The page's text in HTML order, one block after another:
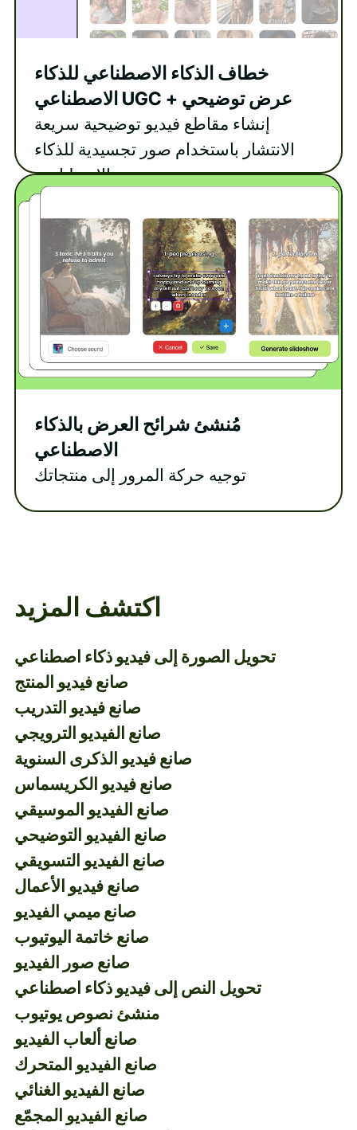
خطاف الذكاء الاصطناعي للذكاء
الاصطناعي UGC + عرض توضيحي
إنشاء مقاطع فيديو توضيحية سريعة
الانتشار باستخدام صور تجسيدية للذكاء
الاصطناعي
مُنشئ شرائح العرض بالذكاء
الاصطناعي
توجيه حركة المرور إلى منتجاتك
اكتشف المزيد
تحويل الصورة إلى فيديو ذكاء اصطناعي
صانع فيديو المنتج
صانع فيديو التدريب
صانع الفيديو الترويجي
صانع فيديو الذكرى السنوية
صانع فيديو الكريسماس
صانع الفيديو الموسيقي
صانع الفيديو التوضيحي
صانع الفيديو التسويقي
صانع فيديو الأعمال
صانع ميمي الفيديو
صانع خاتمة اليوتيوب
صانع صور الفيديو
تحويل النص إلى فيديو ذكاء اصطناعي
منشئ نصوص يوتيوب
صانع ألعاب الفيديو
صانع الفيديو المتحرك
صانع الفيديو الغنائي
صانع الفيديو المجمّع